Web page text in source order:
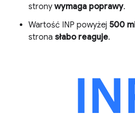
strony wymaga poprawy.
Wartość INP powyżej 500
strona słabo reaguje.